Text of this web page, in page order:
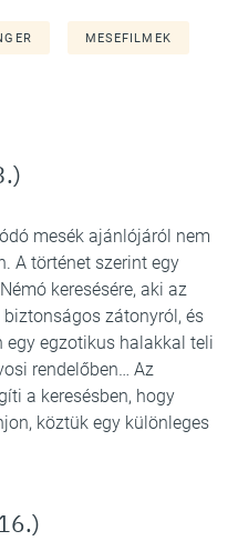
MESEFILMEK
mesék ajánlójáról nem
A történet szerint egy
keresésére, aki az
zátonyról, és
egy egzotikus halakkal teli
rendelőben… Az
a keresésben, hogy
köztük egy különleges